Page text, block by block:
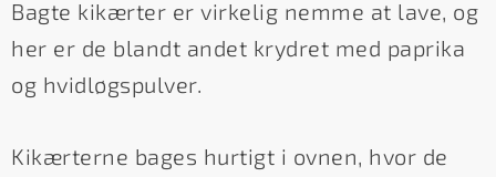
Bagte kikærter er virkelig nemme at lave, og
her er de blandt andet krydret med paprika
og hvidløgspulver.
Kikærterne bages hurtigt i ovnen, hvor de